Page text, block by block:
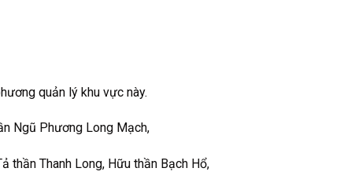
quản lý khu vực này.
Ngũ Phương Long Mạch,
thần Thanh Long, Hữu thần Bạch Hổ,